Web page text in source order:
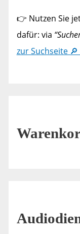
👉 Nutzen Sie
dafür: via
zur Suchseite